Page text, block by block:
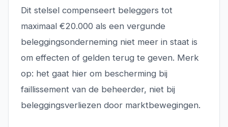
Dit stelsel compenseert beleggers tot
maximaal €20.000 als een vergunde
beleggingsonderneming niet meer in staat is
om effecten of gelden terug te geven. Merk
op: het gaat hier om bescherming bij
faillissement van de beheerder, niet bij
beleggingsverliezen door marktbewegingen.